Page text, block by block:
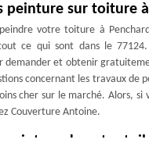
peinture sur toiture
votre toiture à
ce qui sont dans le
demander et obtenir
concernant les travaux de
cher sur le marché. Alors,
Couverture Antoine.
peinture de votre